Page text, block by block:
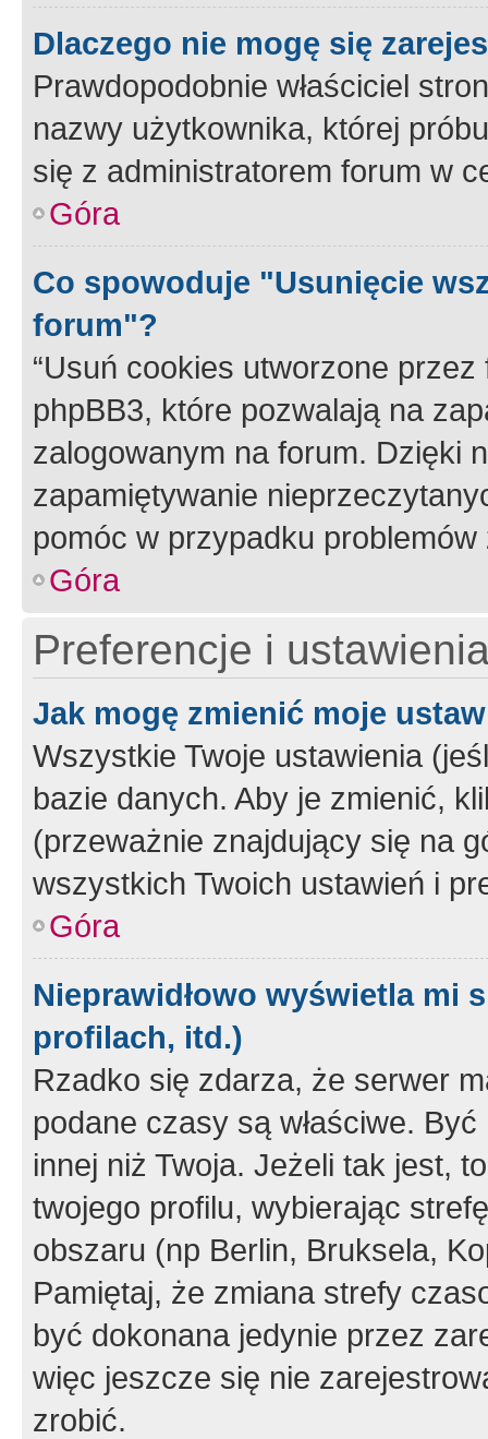
Dlaczego nie mogę się
Prawdopodobnie właściciel
nazwy użytkownika, której
się z administratorem forum w
Góra
Co spowoduje "Usunięcie
forum"?
“Usuń cookies utworzone
phpBB3, które pozwalają na
zalogowanym na forum. Dzięki
zapamiętywanie
pomóc w przypadku
Góra
Preferencje i
Jak mogę zmienić moje
Wszystkie Twoje ustawienia
bazie danych. Aby je zmienić,
(przeważnie znajdujący się na
wszystkich Twoich ustawień i
Góra
Nieprawidłowo wyświetla mi
profilach, itd.)
Rzadko się zdarza, że serwer
podane czasy są właściwe.
innej niż Twoja. Jeżeli tak jest,
twojego profilu, wybierając
obszaru (np Berlin, Bruksela,
Pamiętaj, że zmiana strefy
być dokonana jedynie przez
więc jeszcze się nie
zrobić.